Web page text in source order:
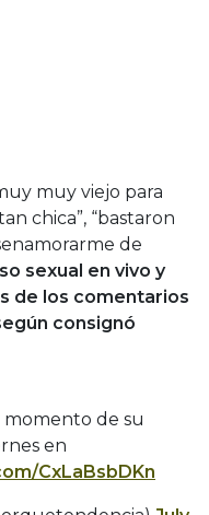
muy viejo para
chica”, “bastaron
de
sexual en vivo y
de los comentarios
consignó
momento de su
en
CxLaBsbDKn